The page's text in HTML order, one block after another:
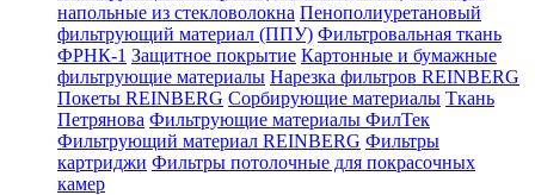
напольные из стекловолокна Пенополиуретановый
фильтрующий материал (ППУ) Фильтровальная ткань
ФРНК-1 Защитное покрытие Картонные и бумажные
фильтрующие материалы Нарезка фильтров REINBERG
Покеты REINBERG Сорбирующие материалы Ткань
Петрянова Фильтрующие материалы ФилТек
Фильтрующий материал REINBERG Фильтры
картриджи Фильтры потолочные для покрасочных
камер